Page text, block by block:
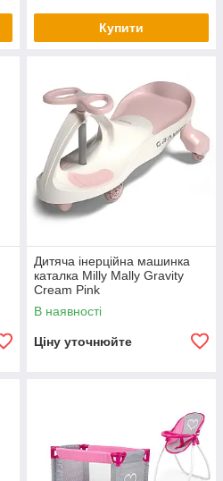
Купити
Дитяча інерційна машинка
каталка Milly Mally Gravity
Cream Pink
В наявності
Ціну уточнюйте